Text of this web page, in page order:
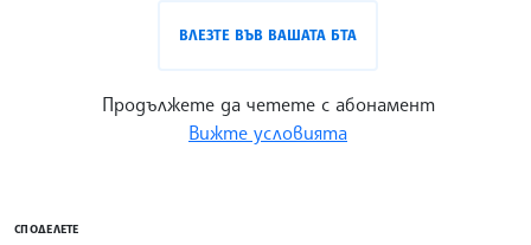
ВЛЕЗТЕ ВЪВ ВАШАТА БТА
Продължете да четете с абонамент
Вижте условията
СПОДЕЛЕТЕ